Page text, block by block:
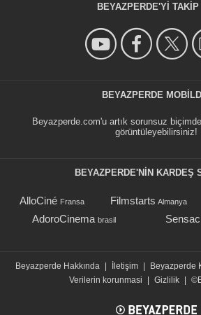
BEYAZPERDE'YI TAKIP
BEYAZPERDE
Beyazperde.com'u artık sorunsuz
görüntüleyebilirsiniz!
BEYAZPERDE'NIN KARDEŞ
AlloCiné Fransa Filmstarts Almanya
AdoroCinema brasil
Beyazperde Hakkında | İletişim | Beyazperde
Verilerin korunmasi
| Gizlilik |